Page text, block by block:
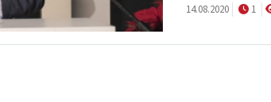
14.08.2020
1